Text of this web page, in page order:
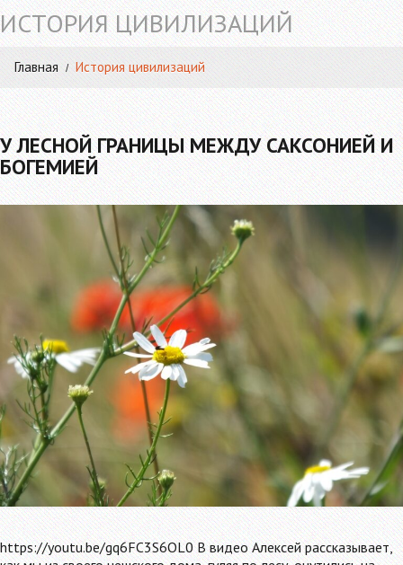
ИСТОРИЯ ЦИВИЛИЗАЦИЙ
Главная История цивилизаций
У ЛЕСНОЙ ГРАНИЦЫ МЕЖДУ САКСОНИЕЙ И
БОГЕМИЕЙ
https://youtu.be/gq6FC3S6OL0 В видео Алексей рассказывает,